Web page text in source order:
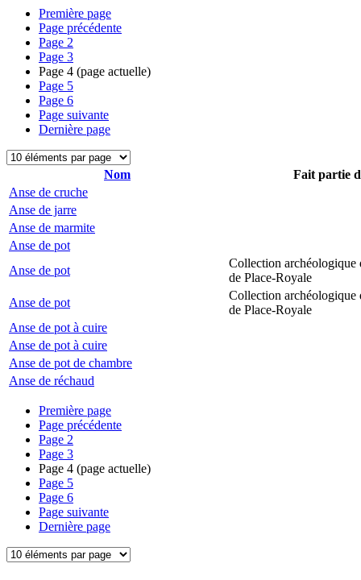
Première page
Page précédente
Page 2
Page 3
Page 4 (page actuelle)
Page 5
Page 6
Page suivante
Dernière page
Nom
Fait partie
Anse de cruche
Anse de jarre
Anse de marmite
Anse de pot
Anse de pot
Collection archéologique
de Place-Royale
Anse de pot
Collection archéologique
de Place-Royale
Anse de pot à cuire
Anse de pot à cuire
Anse de pot de chambre
Anse de réchaud
Première page
Page précédente
Page 2
Page 3
Page 4 (page actuelle)
Page 5
Page 6
Page suivante
Dernière page